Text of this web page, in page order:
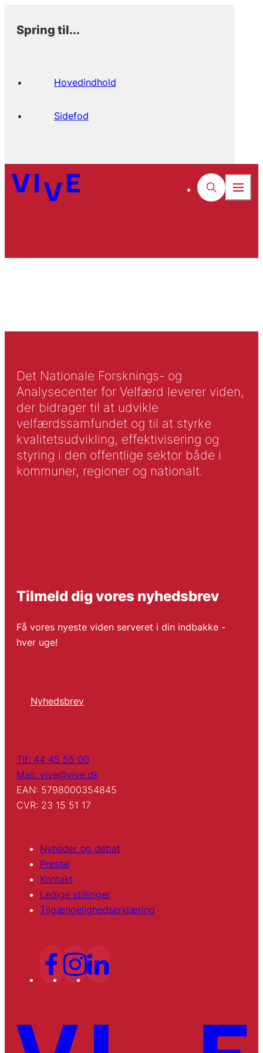
Spring til...
Hovedindhold
Sidefod
Det Nationale Forsknings- og
Analysecenter for Velfærd leverer viden,
der bidrager til at udvikle
velfærdssamfundet og til at styrke
kvalitetsudvikling, effektivisering og
styring i den offentlige sektor både i
kommuner, regioner og nationalt.
Tilmeld dig vores nyhedsbrev
Få vores nyeste viden serveret i din indbakke -
hver uge!
Nyhedsbrev
Tlf: 44 45 55 00
Mail: vive@vive.dk
EAN: 5798000354845
CVR: 23 15 51 17
Nyheder og debat
Presse
Kontakt
Ledige stillinger
Tilgængelighedserklæring